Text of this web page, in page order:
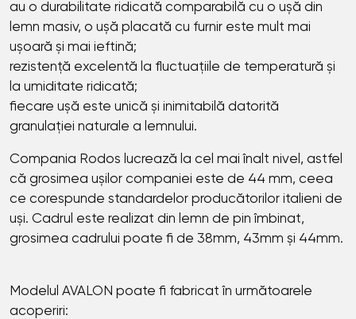
au o durabilitate ridicată comparabilă cu o ușă din
lemn masiv, o ușă placată cu furnir este mult mai
ușoară și mai ieftină;
rezistență excelentă la fluctuațiile de temperatură și
la umiditate ridicată;
fiecare ușă este unică și inimitabilă datorită
granulației naturale a lemnului.
Compania Rodos lucrează la cel mai înalt nivel, astfel
că grosimea ușilor companiei este de 44 mm, ceea
ce corespunde standardelor producătorilor italieni de
uși. Cadrul este realizat din lemn de pin îmbinat,
grosimea cadrului poate fi de 38mm, 43mm și 44mm.
Modelul AVALON poate fi fabricat în următoarele
acoperiri: